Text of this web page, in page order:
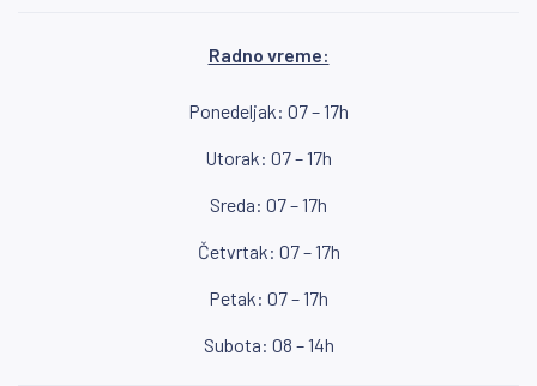
Radno vreme:
Ponedeljak: 07 – 17h
Utorak: 07 – 17h
Sreda: 07 – 17h
Četvrtak: 07 – 17h
Petak: 07 – 17h
Subota: 08 – 14h